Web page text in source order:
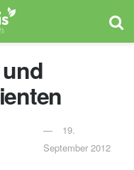
19.
September 2012